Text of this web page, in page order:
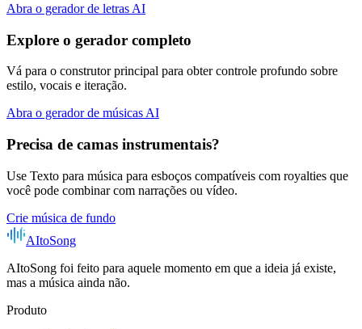
Abra o gerador de letras AI
Explore o gerador completo
Vá para o construtor principal para obter controle profundo sobre
estilo, vocais e iteração.
Abra o gerador de músicas AI
Precisa de camas instrumentais?
Use Texto para música para esboços compatíveis com royalties que
você pode combinar com narrações ou vídeo.
Crie música de fundo
AItoSong
AItoSong foi feito para aquele momento em que a ideia já existe,
mas a música ainda não.
Produto